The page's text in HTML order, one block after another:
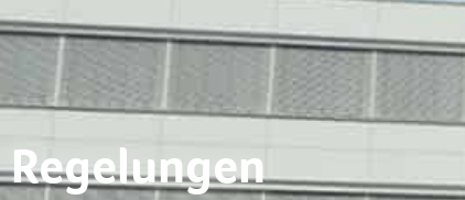
Regelungen